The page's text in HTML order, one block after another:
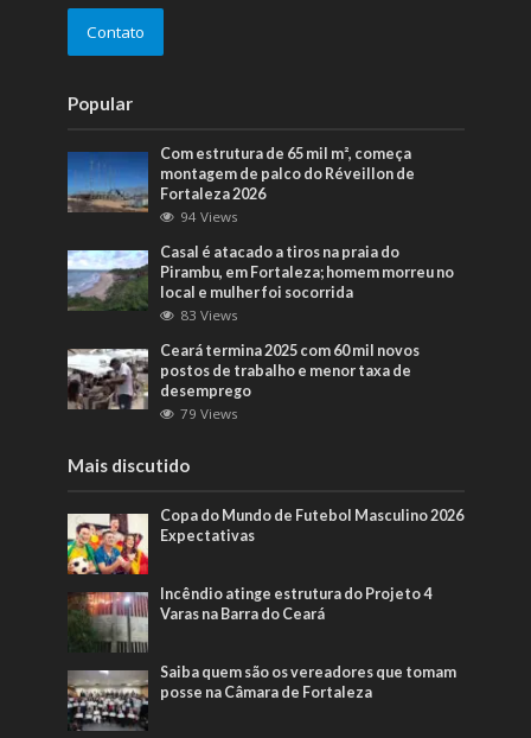
Contato
Popular
Com estrutura de 65 mil m², começa
montagem de palco do Réveillon de
Fortaleza 2026
94 Views
Casal é atacado a tiros na praia do
Pirambu, em Fortaleza; homem morreu no
local e mulher foi socorrida
83 Views
Ceará termina 2025 com 60 mil novos
postos de trabalho e menor taxa de
desemprego
79 Views
Mais discutido
Copa do Mundo de Futebol Masculino 2026
Expectativas
Incêndio atinge estrutura do Projeto 4
Varas na Barra do Ceará
Saiba quem são os vereadores que tomam
posse na Câmara de Fortaleza